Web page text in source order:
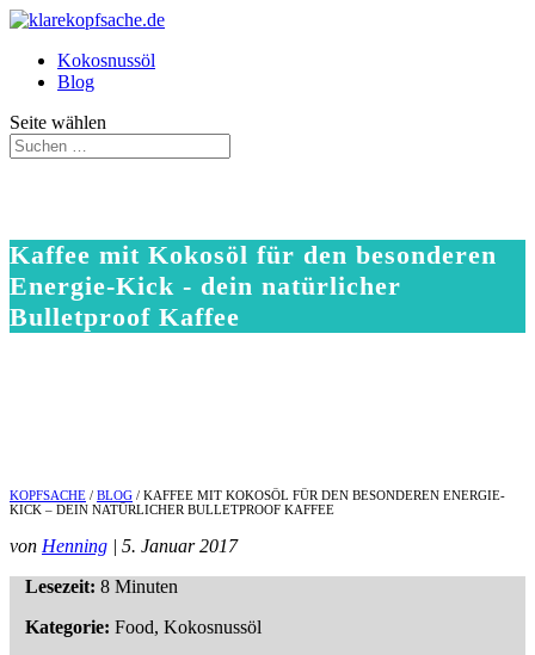
Kokosnussöl
Blog
Seite wählen
Kaffee mit Kokosöl für den besonderen
Energie-Kick - dein natürlicher
Bulletproof Kaffee
KOPFSACHE / BLOG / KAFFEE MIT KOKOSÖL FÜR DEN BESONDEREN ENERGIE-
KICK – DEIN NATÜRLICHER BULLETPROOF KAFFEE
von Henning | 5. Januar 2017
Lesezeit: 8 Minuten
Kategorie: Food, Kokosnussöl